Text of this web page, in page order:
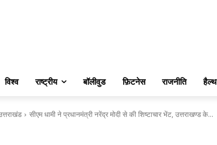
विश्व राष्ट्रीय बॉलीवुड फ़िटनेस राजनीति हैल्थ
सीएम धामी ने प्रधानमंत्री नरेंद्र मोदी से की शिष्टाचार भेंट, उत्तराखण्ड के...